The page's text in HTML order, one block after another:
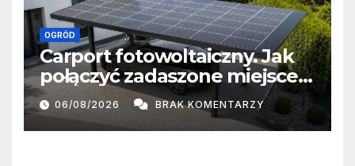
OGRÓD
Carport fotowoltaiczny. Jak
połączyć zadaszone miejsce
postojowe z produkcją
energii?
06/08/2026 BRAK KOMENTARZY